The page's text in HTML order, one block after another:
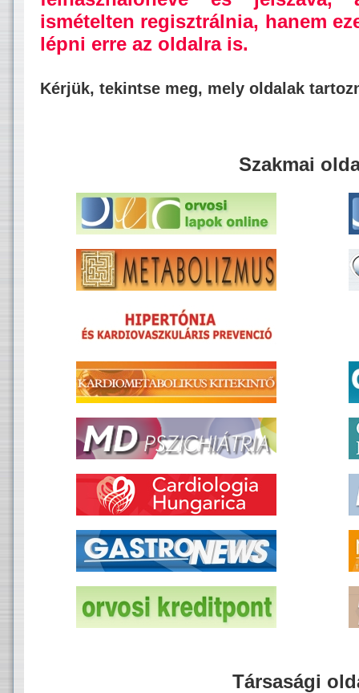
ismételten regisztrálnia, hanem
lépni erre az oldalra is.
Kérjük, tekintse meg, mely oldalak
Szakmai
Társasági